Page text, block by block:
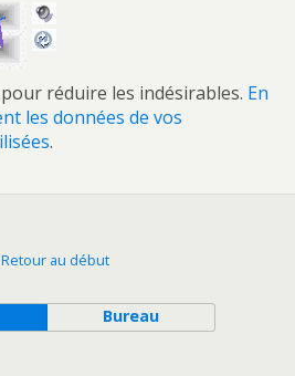
réduire les indésirables. En
les données de vos
.
Retour au début
Bureau